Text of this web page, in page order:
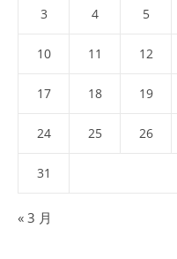
3 4 5
10 11 12
17 18 19
24 25 26
31
« 3 月